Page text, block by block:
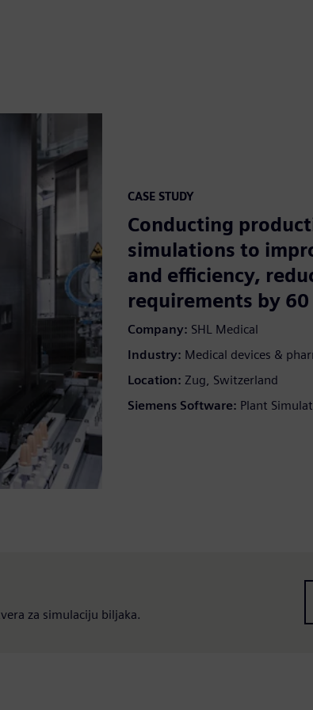
CASE STUDY
Conducting
simulations to
and efficiency,
requirements by
Company: SHL Medical
Industry: Medical devices &
Location: Zug, Switzerland
Siemens Software: Plant
za simulaciju biljaka.